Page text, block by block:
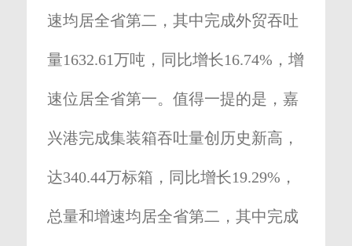
速均居全省第二，其中完成外贸吞吐
量1632.61万吨，同比增长16.74%，增
速位居全省第一。值得一提的是，嘉
兴港完成集装箱吞吐量创历史新高，
达340.44万标箱，同比增长19.29%，
总量和增速均居全省第二，其中完成